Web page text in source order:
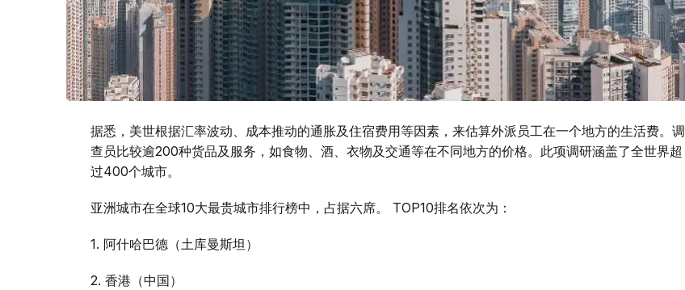
据悉，美世根据汇率波动、成本推动的通胀及住宿费用等因素，来估算外派员工在一个地方的生活费。调
查员比较逾200种货品及服务，如食物、酒、衣物及交通等在不同地方的价格。此项调研涵盖了全世界超
过400个城市。
亚洲城市在全球10大最贵城市排行榜中，占据六席。 TOP10排名依次为：
1. 阿什哈巴德（土库曼斯坦）
2. 香港（中国）